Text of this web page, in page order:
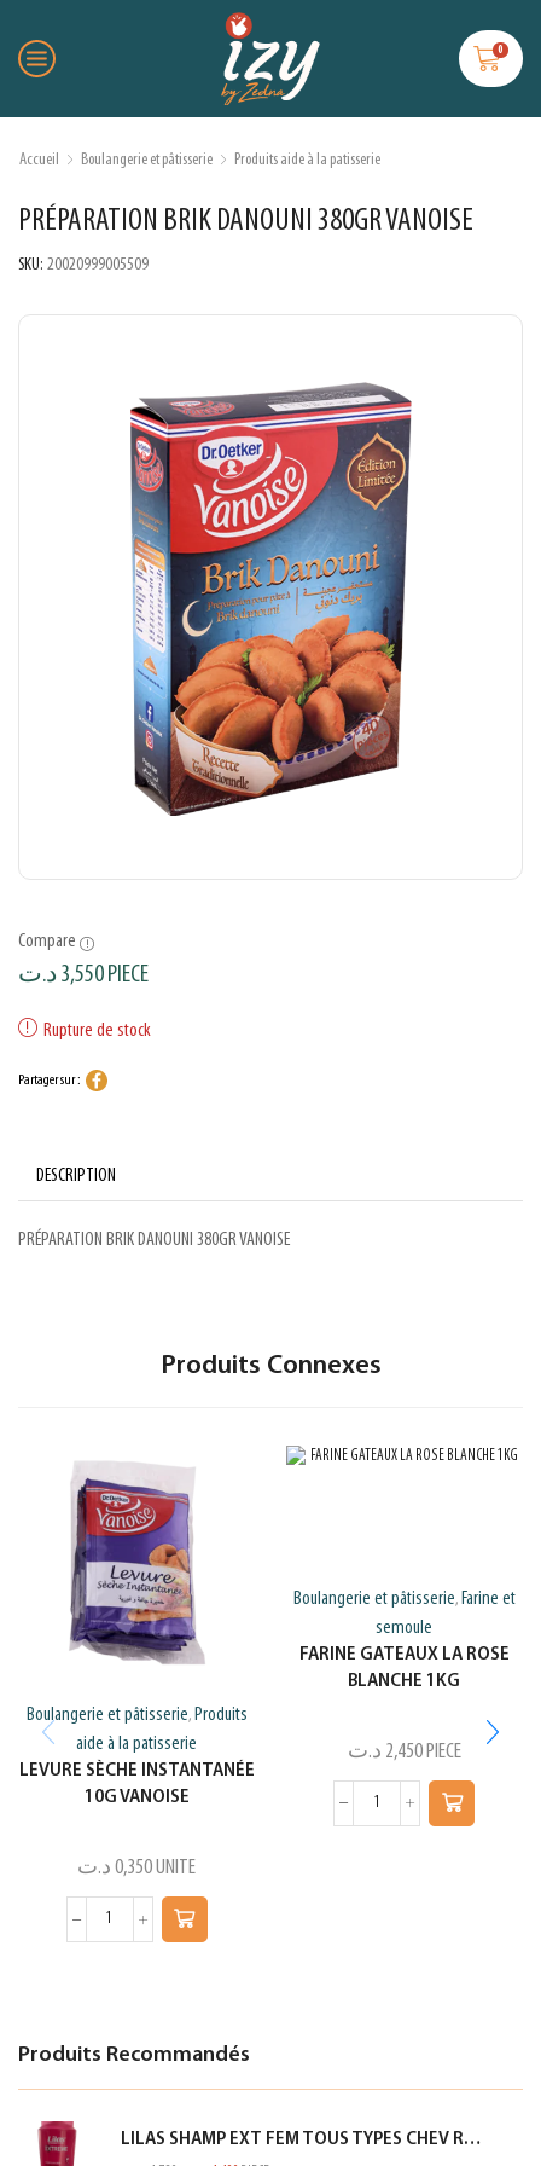
0
Accueil Boulangerie et pâtisserie Produits aide à la patisserie
PRÉPARATION BRIK DANOUNI 380GR VANOISE
SKU: 20020999005509
Compare
3,550د.ت PIECE
Rupture de stock
Partager sur :
DESCRIPTION
PRÉPARATION BRIK DANOUNI 380GR VANOISE
Produits Connexes
Boulangerie et pâtisserie, Produits
aide à la patisserie
LEVURE SÈCHE INSTANTANÉE
10G VANOISE
0,350 د.ت UNITE
Boulangerie et pâtisserie, Farine et
semoule
FARINE GATEAUX LA ROSE
BLANCHE 1KG
2,450 د.ت PIECE
Produits Recommandés
LILAS SHAMP EXT FEM TOUS TYPES CHEV ROSE 350ML